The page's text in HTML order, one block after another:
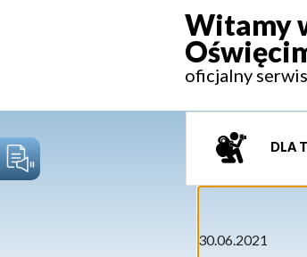
Witamy
oficjalny
DLA
30.06.2021